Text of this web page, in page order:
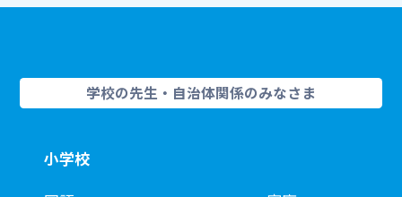
学校の先生・自治体関係のみなさま
小学校